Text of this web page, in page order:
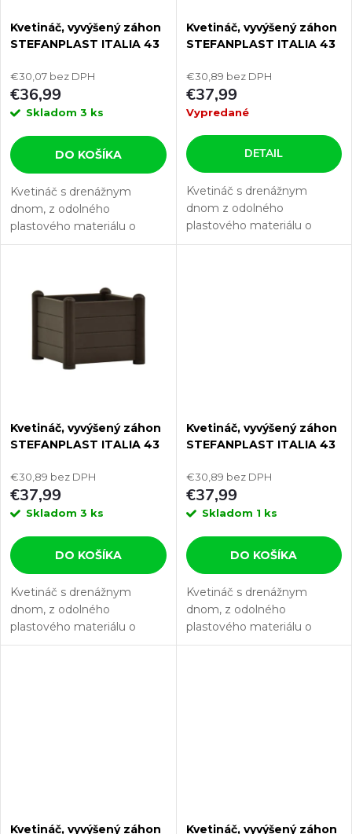
e
p
r
o
d
u
s
p
r
o
d
u
k
Kvetináč, vyvýšený záhon
STEFANPLAST ITALIA 43
€30,07 bez DPH
€36,99
Skladom 3 ks
DO KOŠÍKA
Kvetináč s drenážnym
dnom, z odolného
plastového materiálu o
objeme 30 l a rozmeroch 43
Kvetináč, vyvýšený záhon
STEFANPLAST ITALIA 43
€30,89 bez DPH
€37,99
Vypredané
DETAIL
Kvetináč s drenážnym
dnom z odolného
plastového materiálu o
objeme 30 l a rozmeroch 43
Kvetináč, vyvýšený záhon
STEFANPLAST ITALIA 43
€30,89 bez DPH
€37,99
Skladom 3 ks
DO KOŠÍKA
Kvetináč s drenážnym
dnom, z odolného
plastového materiálu o
objeme 30 l a rozmeroch 43
Kvetináč, vyvýšený záhon
STEFANPLAST ITALIA 43
€30,89 bez DPH
€37,99
Skladom 1 ks
DO KOŠÍKA
Kvetináč s drenážnym
dnom, z odolného
plastového materiálu o
objeme 30 l a rozmeroch 43
Kvetináč, vyvýšený záhon Kvetináč, vyvýšený záhon